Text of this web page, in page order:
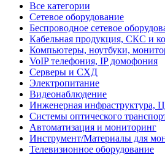
Все категории
Сетевое оборудование
Беспроводное сетевое
Кабельная продукция, СКС и
Компьютеры, ноутбуки,
VoIP телефония, IP домофония
Серверы и СХД
Электропитание
Видеонаблюдение
Инженерная инфраструктура,
Системы оптического
Автоматизация и мониторинг
Инструмент/Материалы для
Телевизионное оборудование